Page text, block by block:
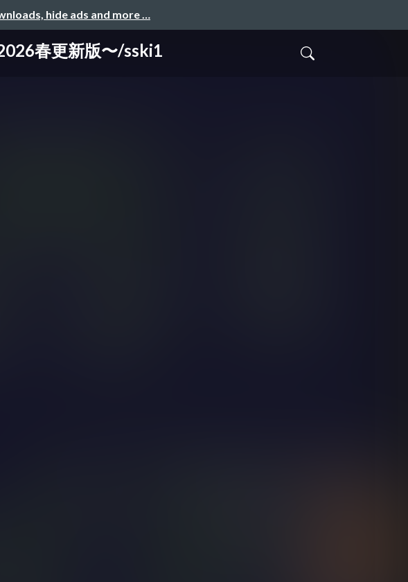
hide ads and more …
春更新版〜/sski1